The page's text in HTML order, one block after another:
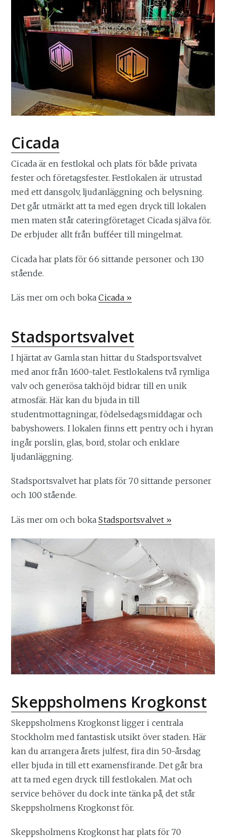
Cicada
Cicada är en festlokal och plats för både privata
fester och företagsfester. Festlokalen är utrustad
med ett dansgolv, ljudanläggning och belysning.
Det går utmärkt att ta med egen dryck till lokalen
men maten står cateringföretaget Cicada själva för.
De erbjuder allt från bufféer till mingelmat.
Cicada har plats för 66 sittande personer och 130
stående.
Läs mer om och bokaCicada »
Stadsportsvalvet
I hjärtat av Gamla stan hittar du Stadsportsvalvet
med anor från 1600-talet. Festlokalens två rymliga
valv och generösa takhöjd bidrar till en unik
atmosfär. Här kan du bjuda in till
studentmottagningar, födelsedagsmiddagar och
babyshowers. I lokalen finns ett pentry och i hyran
ingår porslin, glas, bord, stolar och enklare
ljudanläggning.
Stadsportsvalvet har plats för 70 sittande personer
och 100 stående.
Läs mer om och bokaStadsportsvalvet »
Skeppsholmens Krogkonst
Skeppsholmens Krogkonst ligger i centrala
Stockholm med fantastisk utsikt över staden. Här
kan du arrangera årets julfest, fira din 50-årsdag
eller bjuda in till ett examensfirande. Det går bra
att ta med egen dryck till festlokalen. Mat och
service behöver du dock inte tänka på, det står
Skeppsholmens Krogkonst för.
Skeppsholmens Krogkonst har plats för 70